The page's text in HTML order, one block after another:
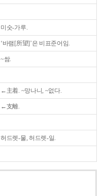
미숫-가루.
‘바램[所望]’은 비표준어임.
~쌈.
←主着. ~망나니, ~없다.
←支離.
허드렛-물, 허드렛-일.